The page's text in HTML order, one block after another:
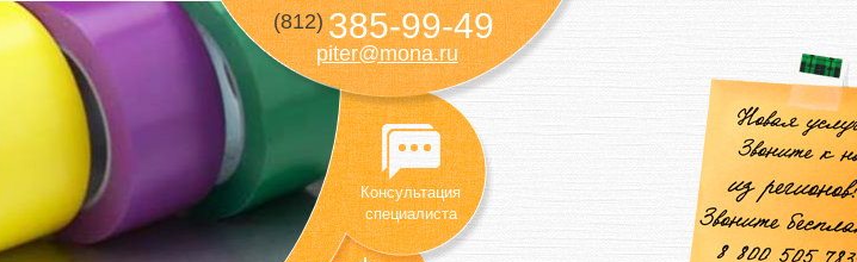
(812)385-99-49
piter@mona.ru
Консультация
специалиста